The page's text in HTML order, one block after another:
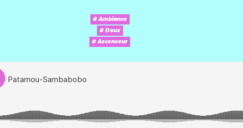
# Ambiance
# Doux
# Ascenseur